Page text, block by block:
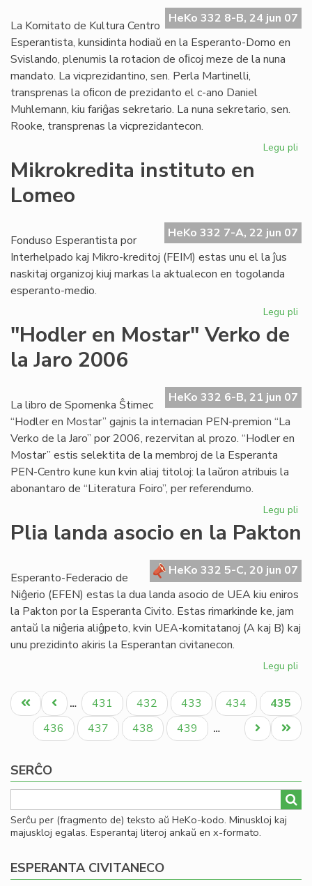
HeKo 332 8-B, 24 jun 07
La Komitato de Kultura Centro
Esperantista, kunsidinta hodiaŭ en la Esperanto-Domo en
Svislando, plenumis la rotacion de oﬁcoj meze de la nuna
mandato. La vicprezidantino, sen. Perla Martinelli,
transprenas la oﬁcon de prezidanto el c-ano Daniel
Muhlemann, kiu fariĝas sekretario. La nuna sekretario, sen.
Rooke, transprenas la vicprezidantecon.
Legu pli
Mikrokredita instituto en
Lomeo
HeKo 332 7-A, 22 jun 07
Fonduso Esperantista por
Interhelpado kaj Mikro-kreditoj (FEIM) estas unu el la ĵus
naskitaj organizoj kiuj markas la aktualecon en togolanda
esperanto-medio.
Legu pli
"Hodler en Mostar" Verko de
la Jaro 2006
HeKo 332 6-B, 21 jun 07
La libro de Spomenka Ŝtimec
“Hodler en Mostar” gajnis la internacian PEN-premion “La
Verko de la Jaro” por 2006, rezervitan al prozo. “Hodler en
Mostar” estis selektita de la membroj de la Esperanta
PEN-Centro kune kun kvin aliaj titoloj: la laŭron atribuis la
abonantaro de “Literatura Foiro”, per referendumo.
Legu pli
en
de
Plia landa asocio en la Pakton
HeKo 332 5-C, 20 jun 07
Esperanto-Federacio de
Niĝerio (EFEN) estas la dua landa asocio de UEA kiu eniros
la Pakton por la Esperanta Civito. Estas rimarkinde ke, jam
antaŭ la niĝeria aliĝpeto, kvin UEA-komitatanoj (A kaj B) kaj
unu prezidinto akiris la Esperantan civitanecon.
Legu pli
en
la
Pagination
Unua
paĝo
Antaŭa
paĝo
… Paĝo
431 Paĝo
432 Paĝo
433 Paĝo
434
Aktuala
paĝo
435
Paĝo
436 Paĝo
437 Paĝo
438 Paĝo
439 …
Last
page
Next
page
SERĈO
Serĉu per (fragmento de) teksto aŭ HeKo-kodo. Minuskloj kaj
majuskloj egalas. Esperantaj literoj ankaŭ en x-formato.
ESPERANTA CIVITANECO